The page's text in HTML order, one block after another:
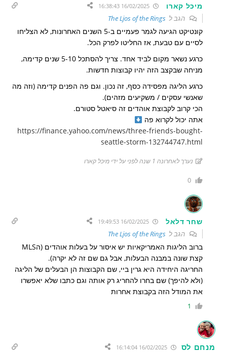
מיכל קארו
הגב לThe Ljos of the Rings
קונטיקט הגיעה לגמר פעמיים ב-5 השנים האחרונות, לא הצליחו
לסיים עם טבעת, אז החליטו לפרק הכל.
כרגע נשאר מקום לביד אחד. צריך להסתכל 5-10 שנים קדימה,
מניחה שבקצב הזה יהיו קבוצות חדשות.
כרגע הליגה מפסידה כסף, זה נכון. וגם פה הפנים קדימה (וזה מה
שאנשי עסקים / משקיעים מזהים).
הכי קרוב לקבוצת אוהדים זה סיאטל סטורם.
אתה יכול לקרוא פה
https://finance.yahoo.com/news/three-friends-bought-
seattle-storm-132744747.html
נערך לאחרונה 1 שנה לפני על ידי מיכל קארו
0
שחר דלאל 16/02/2025 19:49:53
הגב לThe Ljos of the Rings
ברוב הליגות האמריקאיות יש איסור על בעלות אוהדים (הMLS
קצת שונה במבנה הבעלות, אבל גם שם זה לא יקרה).
החריגה היחידה היא גרין ביי, שם הקבוצות הן הבעלים של הליגה
(ולא להיפך) שם בחרו להחריג רק אותה וגם כתבו שלא יאפשרו
את המודל הזה בקבוצת אחרות
1
מנחם לס 16/02/2025 16:14:04